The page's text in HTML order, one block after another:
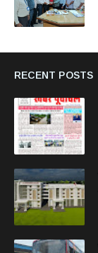
RECENT POSTS